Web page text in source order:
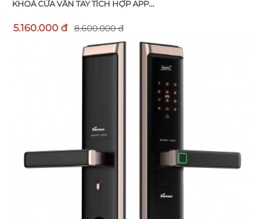
KHOÁ CỬA VÂN TAY TÍCH HỢP APP...
5.160.000 đ 8.600.000 đ